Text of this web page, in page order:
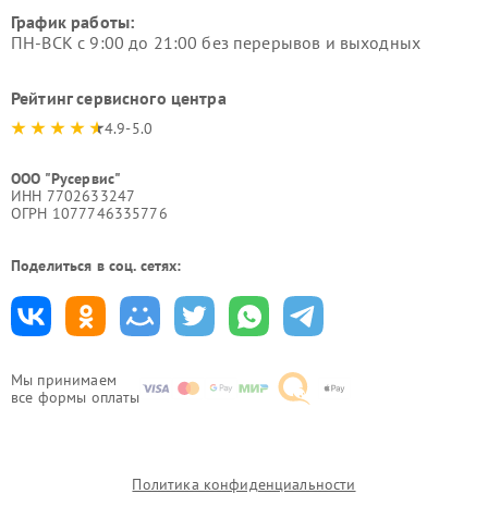
Мы принимаем
все формы оплаты
График работы:
ПН-ВСК с 9:00 до 21:00 без перерывов и выходных
Рейтинг сервисного центра
4.9-5.0
ООО "Русервис"
ИНН 7702633247
ОГРН 1077746335776
Поделиться в соц. сетях:
Политика конфиденциальности